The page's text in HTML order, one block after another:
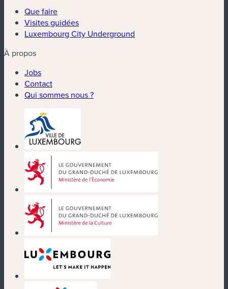
Que faire
Visites guidées
Luxembourg City Underground
À propos
Jobs
Contact
Qui sommes nous ?